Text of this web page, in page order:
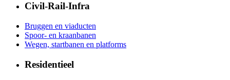
Civil-Rail-Infra
Bruggen en viaducten
Spoor- en kraanbanen
Wegen, startbanen en platforms
Residentieel